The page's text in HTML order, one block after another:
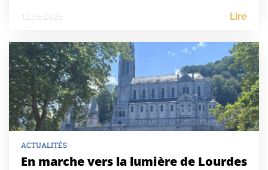
12.05.2026 Lire
ACTUALITÉS
En marche vers la lumière de Lourdes